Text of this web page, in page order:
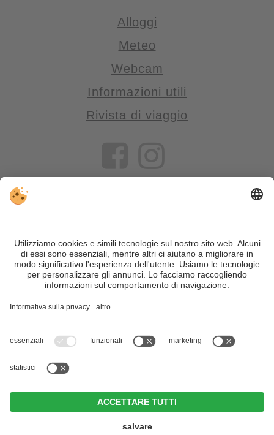
Alloggi
Meteo
Webcam
Informazioni utili
Rivista di viaggio
VIVOSüdtirol è il portale di viaggio per chi desidera vivere il
Trentino Alto Adige davvero – con consigli autentici, alloggi e
offerte su misura.
Nonostante il lavoro accurato e il costante aggiornamento dei
motivi di sicurezza, si prega di verificare chiedendo
| Part. IVA IT02365710215